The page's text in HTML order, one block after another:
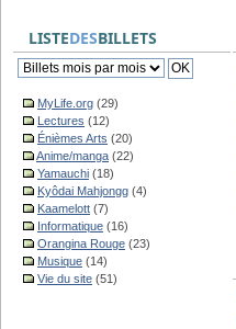
LISTEDESBILLETS
MyLife.org (29)
Lectures (12)
Énièmes Arts (20)
Anime/manga (22)
Yamauchi (18)
Kyôdai Mahjongg (4)
Kaamelott (7)
Informatique (16)
Orangina Rouge (23)
Musique (14)
Vie du site (51)